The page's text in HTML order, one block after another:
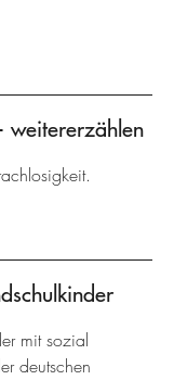
weitererzählen
mit sozial
deutschen